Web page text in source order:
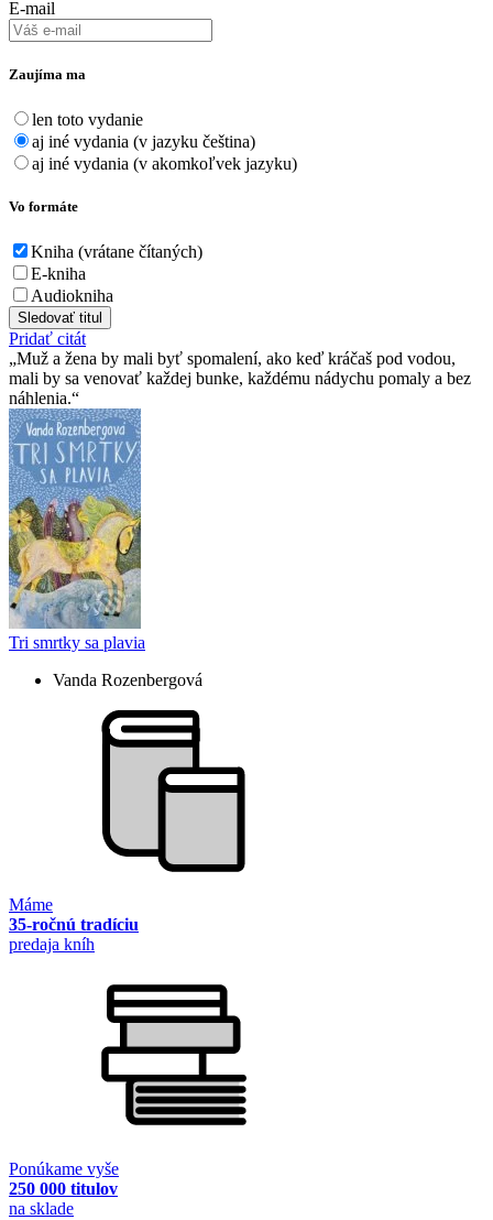
E-mail
Zaujíma ma
len toto vydanie
aj iné vydania (v jazyku čeština)
aj iné vydania (v akomkoľvek jazyku)
Vo formáte
Kniha (vrátane čítaných)
E-kniha
Audiokniha
Sledovať titul
Pridať citát
Muž a žena by mali byť spomalení, ako keď kráčaš pod vodou,
mali by sa venovať každej bunke, každému nádychu pomaly a bez
náhlenia.
Tri smrtky sa plavia
Vanda Rozenbergová
Máme
35-ročnú tradíciu
predaja kníh
Ponúkame vyše
250 000 titulov
na sklade